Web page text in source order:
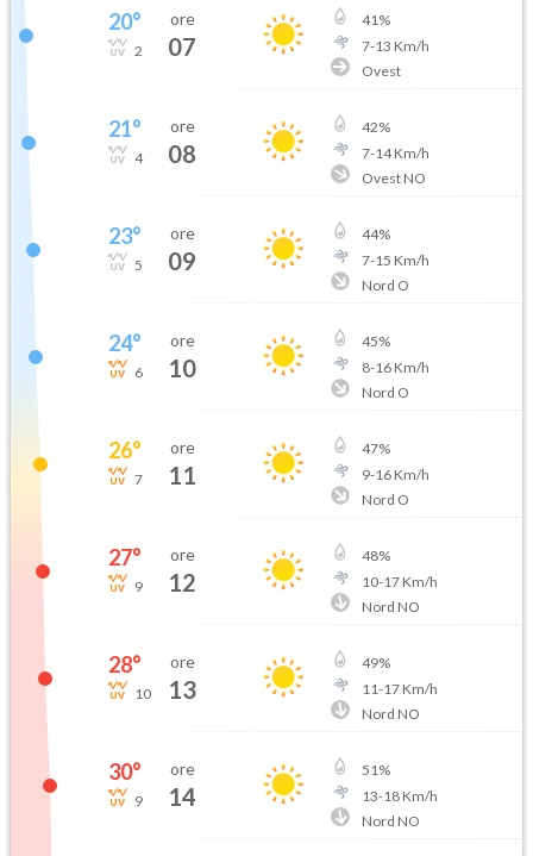
20°
2
ore
07
41%
7-13 Km/h
Ovest
21°
4
ore
08
42%
7-14Km/h
Ovest NO
23°
5
ore
09
44%
7-15 Km/h
Nord O
24°
6
ore
10
45%
8-16Km/h
Nord O
26°
7
ore
11
47%
9-16Km/h
Nord O
27°
9
ore
12
48%
10-17Km/h
Nord NO
28°
10
ore
13
49%
11-17Km/h
Nord NO
30°
9
ore
14
51%
13-18Km/h
Nord NO